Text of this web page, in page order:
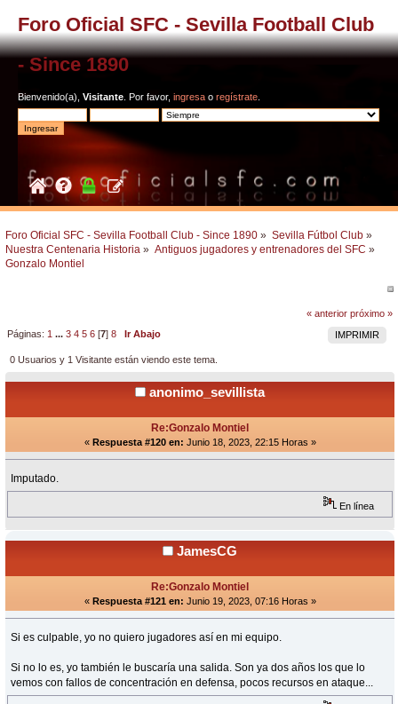
Foro Oficial SFC - Sevilla Football Club
- Since 1890
Bienvenido(a), Visitante . Por favor, ingresa o regístrate
Foro Oficial SFC - Sevilla Football Club - Since 1890 » Sevilla Fútbol Club »
Nuestra Centenaria Historia » Antiguos jugadores y entrenadores del SFC »
Gonzalo Montiel
« anterior próximo »
IMPRIMIR
Páginas: 1 ...3 4 5 6 [7]8 Ir Abajo
0 Usuarios y 1 Visitante están viendo este tema.
anonimo_sevillista
Re:Gonzalo Montiel
« Respuesta #120 en: Junio 18, 2023, 22:15 Horas »
Imputado.
En línea
JamesCG
Re:Gonzalo Montiel
« Respuesta #121 en: Junio 19, 2023, 07:16 Horas »
Si es culpable, yo no quiero jugadores así en mi equipo.
Si no lo es, yo también le buscaría una salida. Son ya dos años los que lo
vemos con fallos de concentración en defensa, pocos recursos en ataque...